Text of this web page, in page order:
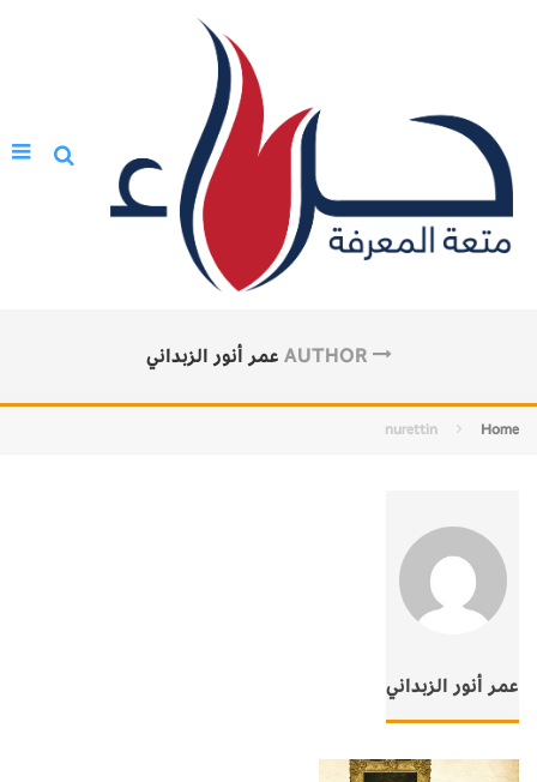
AUTHOR عمر أنور الزبداني
Home
nurettin
عمر أنور الزبداني